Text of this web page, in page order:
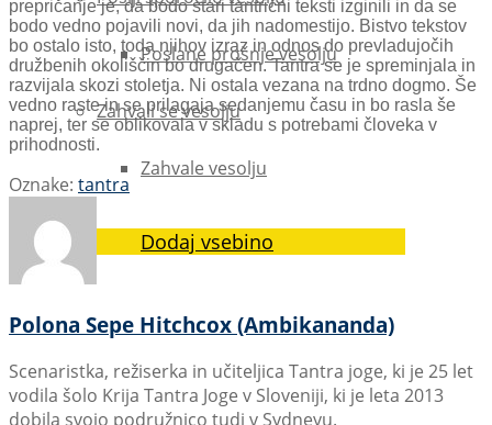
Poslane prošnje vesolju
Zahvali se vesolju
Zahvale vesolju
Dodaj vsebino
prepričanje je, da bodo stari tantrični teksti izginili in da se
bodo vedno pojavili novi, da jih nadomestijo. Bistvo tekstov
bo ostalo isto, toda njihov izraz in odnos do prevladujočih
družbenih okoliščin bo drugačen. Tantra se je spreminjala in
razvijala skozi stoletja. Ni ostala vezana na trdno dogmo. Še
vedno raste in se prilagaja sedanjemu času in bo rasla še
naprej, ter se oblikovala v skladu s potrebami človeka v
prihodnosti.
Oznake: tantra
Polona Sepe Hitchcox (Ambikananda)
Scenaristka, režiserka in učiteljica Tantra joge, ki je 25 let
vodila šolo Krija Tantra Joge v Sloveniji, ki je leta 2013
dobila svojo podružnico tudi v Sydneyu.